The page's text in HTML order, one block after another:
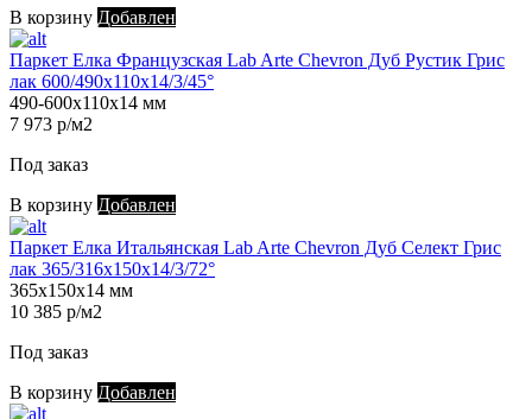
В корзину Добавлен
Паркет Елка Французская Lab Arte Chevron Дуб Рустик Грис
лак 600/490х110х14/3/45°
490-600х110х14 мм
7 973 р/м2
Под заказ
В корзину Добавлен
Паркет Елка Итальянская Lab Arte Chevron Дуб Селект Грис
лак 365/316х150х14/3/72°
365х150х14 мм
10 385 р/м2
Под заказ
В корзину Добавлен